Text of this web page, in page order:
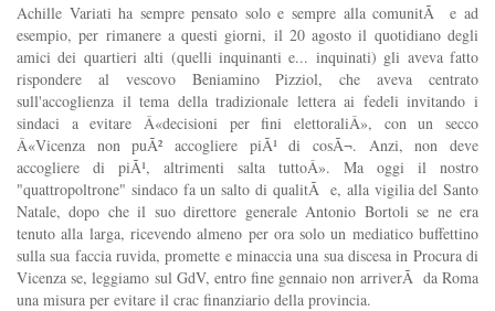
Achille Variati ha sempre pensato solo e sempre alla comunitÃ e ad
esempio, per rimanere a questi giorni, il 20 agosto il quotidiano degli
amici dei quartieri alti (quelli inquinanti e... inquinati) gli aveva fatto
rispondere al vescovo Beniamino Pizziol, che aveva centrato
sull'accoglienza il tema della tradizionale lettera ai fedeli invitando i
sindaci a evitare Â«decisioni per fini elettoraliÂ», con un secco
Â«Vicenza non puÃ² accogliere piÃ¹ di cosÃ¬. Anzi, non deve
accogliere di piÃ¹, altrimenti salta tuttoÂ». Ma oggi il nostro
"quattropoltrone" sindaco fa un salto di qualitÃ e, alla vigilia del Santo
Natale, dopo che il suo direttore generale Antonio Bortoli se ne era
tenuto alla larga, ricevendo almeno per ora solo un mediatico buffettino
sulla sua faccia ruvida, promette e minaccia una sua discesa in Procura di
Vicenza se, leggiamo sul GdV, entro fine gennaio non arriverÃ da Roma
una misura per evitare il crac finanziario della provincia.